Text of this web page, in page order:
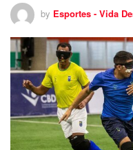
by Esportes - Vida